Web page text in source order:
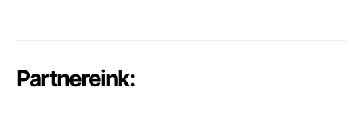
Partnereink: